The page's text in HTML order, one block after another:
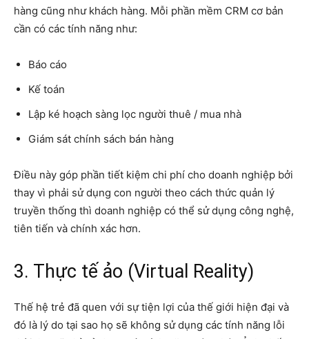
hàng cũng như khách hàng. Mỗi phần mềm CRM cơ bản
cần có các tính năng như:
Báo cáo
Kế toán
Lập ké hoạch sàng lọc người thuê / mua nhà
Giám sát chính sách bán hàng
Điều này góp phần tiết kiệm chi phí cho doanh nghiệp bởi
thay vì phải sử dụng con người theo cách thức quản lý
truyền thống thì doanh nghiệp có thể sử dụng công nghệ,
tiên tiến và chính xác hơn.
3. Thực tế ảo (Virtual Reality)
Thế hệ trẻ đã quen với sự tiện lợi của thế giới hiện đại và
đó là lý do tại sao họ sẽ không sử dụng các tính năng lỗi